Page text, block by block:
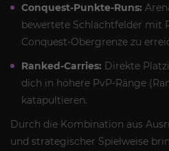
Conquest-Punkte-Runs:
bewertete Schlachtfelder mit
Conquest-Obergrenze zu
Ranked-Carries: Direkte
dich in höhere PvP-Ränge
katapultieren.
Durch die Kombination aus
und strategischer Spielweise